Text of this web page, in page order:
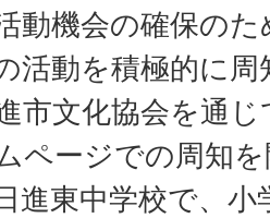
動機会の確保の
活動を積極的に
市文化協会を通
ページでの周知
進東中学校で、